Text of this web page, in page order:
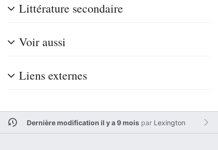
Littérature secondaire
Voir aussi
Liens externes
Dernière modification il y a 9 moispar Lexington